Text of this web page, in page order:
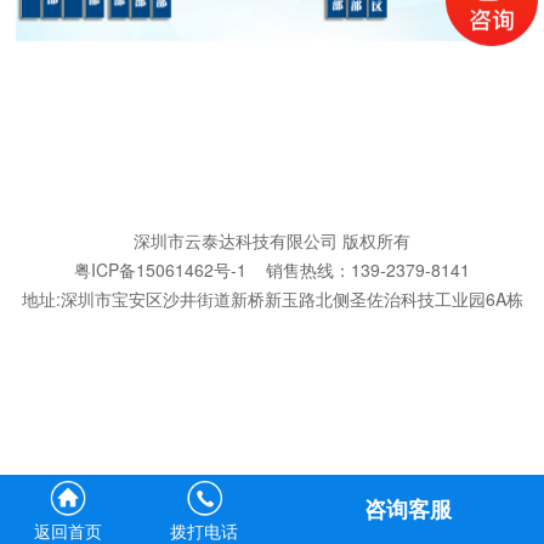
深圳市云泰达科技有限公司 版权所有
粤ICP备15061462号-1 销售热线：139-2379-8141
地址:深圳市宝安区沙井街道新桥新玉路北侧圣佐治科技工业园6A栋
返回首页 拨打电话
咨询客服